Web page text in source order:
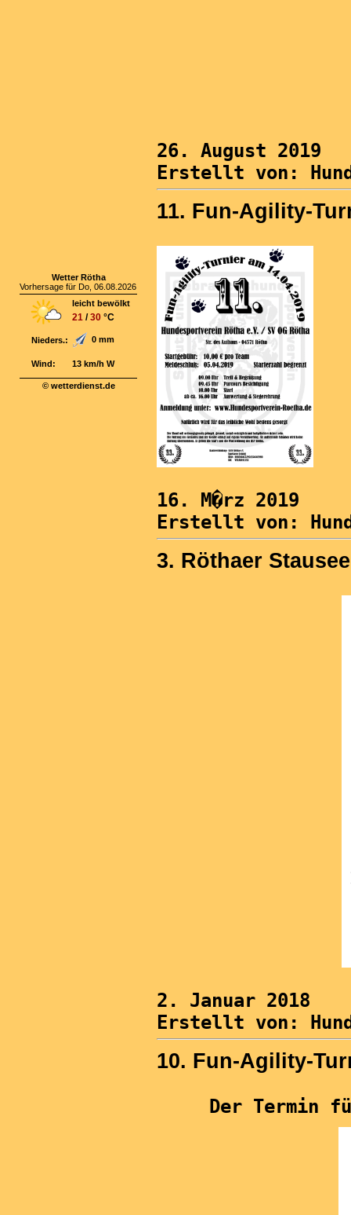
26. August 2019
Erstellt von:
11. Fun-Agility-
16. M�rz 2019
Erstellt von:
3. Röthaer
2. Januar 2018
Erstellt von:
10. Fun-Agility-
Der Termin
Wetter Rötha
Vorhersage für Do, 06.08.2026
leicht bewölkt
21 /30 °C
Nieders.: 0 mm
Wind: 13 km/h W
© wetterdienst.de